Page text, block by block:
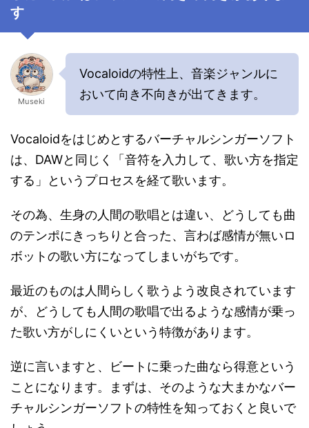
す
Museki
Vocaloidの特性上、音楽ジャンルに
おいて向き不向きが出てきます。
Vocaloidをはじめとするバーチャルシンガーソフト
は、DAWと同じく「音符を入力して、歌い方を指定
する」というプロセスを経て歌います。
その為、生身の人間の歌唱とは違い、どうしても曲
のテンポにきっちりと合った、言わば感情が無いロ
ボットの歌い方になってしまいがちです。
最近のものは人間らしく歌うよう改良されています
が、どうしても人間の歌唱で出るような感情が乗っ
た歌い方がしにくいという特徴があります。
逆に言いますと、ビートに乗った曲なら得意という
ことになります。まずは、そのような大まかなバー
チャルシンガーソフトの特性を知っておくと良いで